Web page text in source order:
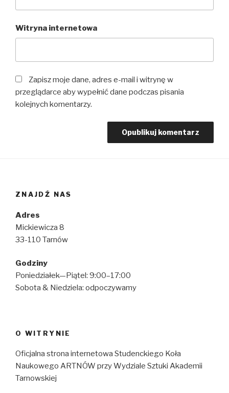
Witryna internetowa
Zapisz moje dane, adres e-mail i witrynę w
przeglądarce aby wypełnić dane podczas pisania
kolejnych komentarzy.
ZNAJDŹ NAS
Adres
Mickiewicza 8
33-110 Tarnów
Godziny
Poniedziałek—Piątel: 9:00–17:00
Sobota & Niedziela: odpoczywamy
O WITRYNIE
Oficjalna strona internetowa Studenckiego Koła
Naukowego ARTNÓW przy Wydziale Sztuki Akademii
Tarnowskiej